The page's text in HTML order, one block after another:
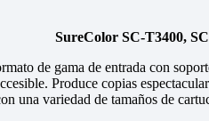
SureColor SC-T3400,
de gama de entrada con
Produce copias
una variedad de tamaños de